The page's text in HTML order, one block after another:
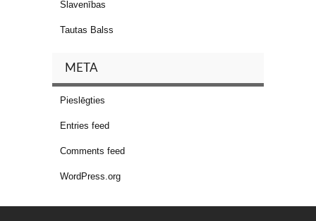
Slavenības
Tautas Balss
META
Pieslēgties
Entries feed
Comments feed
WordPress.org